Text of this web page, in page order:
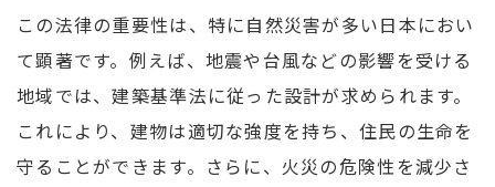
この法律の重要性は、特に自然災害が多い日本におい
て顕著です。例えば、地震や台風などの影響を受ける
地域では、建築基準法に従った設計が求められます。
これにより、建物は適切な強度を持ち、住民の生命を
守ることができます。さらに、火災の危険性を減少さ